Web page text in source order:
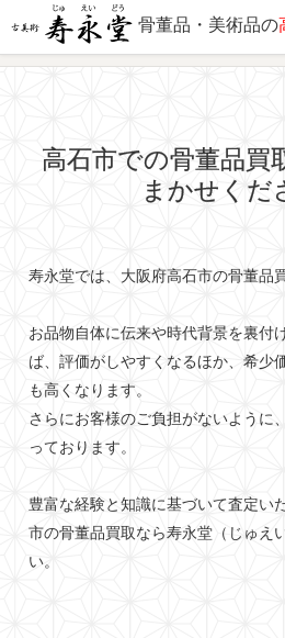
骨董品・美術品の
出張対応エ
高石市での骨董品買
まかせくだ
寿永堂では、大阪府高石市の骨董品
お品物自体に伝来や時代背景を裏付
ば、評価がしやすくなるほか、希少
も高くなります。
さらにお客様のご負担がないように
っております。
豊富な経験と知識に基づいて査定い
市の骨董品買取なら寿永堂（じゅえ
い。